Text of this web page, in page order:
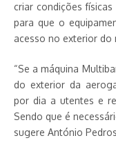
criar condições
para que o
acesso no exterior do
“Se a máquina
do exterior da
por dia a utentes e
Sendo que é
sugere António